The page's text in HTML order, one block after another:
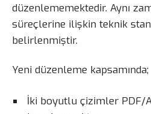
düzenlememektedir. Aynı
süreçlerine ilişkin teknik
belirlenmiştir.
Yeni düzenleme kapsamında;
İki boyutlu çizimler PDF/